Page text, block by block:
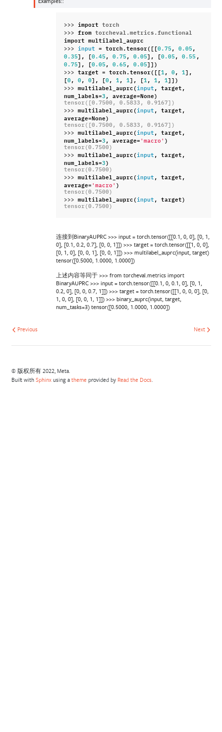
>>> import torch
>>> from torcheval.metrics.functional
import multilabel_auprc
>>>
input = torch.tensor([[0.75 , 0.05 ,
0.35 ], [0.45 , 0.75 , 0.05 ], [0.05 , 0.55 ,
0.75 ], [0.05 , 0.65 , 0.05 ]])
>>> target = torch.tensor([[1 , 0 , 1 ],
[0 , 0 , 0 ], [0 , 1 , 1 ], [1 , 1 , 1 ]])
>>> multilabel_auprc( input , target,
num_labels=3 , average=None)
tensor([0.7500, 0.5833, 0.9167])
>>> multilabel_auprc( input , target,
average=None)
tensor([0.7500, 0.5833, 0.9167])
>>> multilabel_auprc( input , target,
num_labels=3 , average= 'macro' )
tensor(0.7500)
>>> multilabel_auprc( input , target,
num_labels=3 )
tensor(0.7500)
>>> multilabel_auprc( input , target,
average= 'macro' )
tensor(0.7500)
>>> multilabel_auprc( input , target)
tensor(0.7500)
连接到BinaryAUPRC >>> input = torch.tensor([[0.1, 0, 0], [0, 1,
0], [0.1, 0.2, 0.7], [0, 0, 1]]) >>> target = torch.tensor([[1, 0, 0],
[0, 1, 0], [0, 0, 1], [0, 0, 1]]) >>> multilabel_auprc(input, target)
tensor([0.5000, 1.0000, 1.0000])
上述内容等同于 >>> from torcheval.metrics import
BinaryAUPRC >>> input = torch.tensor([[0.1, 0, 0.1, 0], [0, 1,
0.2, 0], [0, 0, 0.7, 1]]) >>> target = torch.tensor([[1, 0, 0, 0], [0,
1, 0, 0], [0, 0, 1, 1]]) >>> binary_auprc(input, target,
num_tasks=3) tensor([0.5000, 1.0000, 1.0000])
Next
Previous
© 版权所有 2022, Meta.
Built with Sphinxusing a theme provided by Read the Docs.